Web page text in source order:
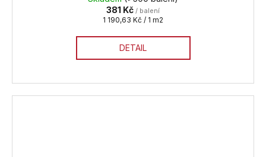
381 Kč / balení
Měrná
1 190,63 Kč / 1 m2
DETAIL